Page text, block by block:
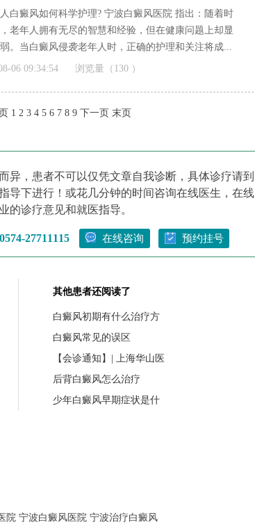
白癜风如何科学护理? 宁波白癜风医院 指出：随着时
老年人拥有无尽的智慧和经验，但在健康问题上却显
。当白癜风侵袭老年人时，正确的护理和关注将成...
06 09:34:54 浏览量（130 ）
1 2 3 4 5 6 7 8 9 下一页 末页
异，患者不可以仅凭文章自我诊断，具体诊疗请到
导下进行！或花几分钟的时间咨询在线医生，在线
的诊疗意见和就医指导。
0574-27711115 在线咨询 预约挂号
其他患者还阅读了
白癜风初期有什么治疗方
白癜风常见的误区
【会诊通知】| 上海华山医
后背白癜风怎么治疗
少年白癜风早期症状是什
院 宁波白癜风医院 宁波治疗白癜风